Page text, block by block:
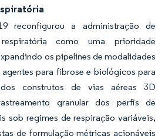
reconfigurou a administração de
como uma prioridade
os pipelines de modalidades
para fibrose e biológicos para
construtos de vias aéreas 3D
granular dos perfis de
sob regimes de respiração variáveis,
de formulação métricas acionáveis